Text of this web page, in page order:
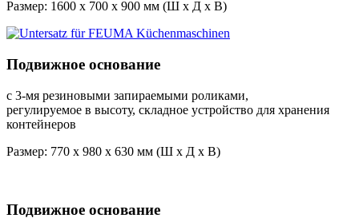
Размер: 1600 x 700 x 900 мм (Ш x Д x В)
Подвижное основание
с 3-мя резиновыми запираемыми роликами,
регулируемое в высоту, складное устройство для хранения
контейнеров
Размер: 770 x 980 x 630 мм (Ш x Д x В)
Подвижное основание